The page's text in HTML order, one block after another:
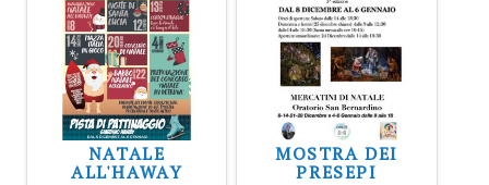
NATALE
ALL'HAWAY
MOSTRA DEI
PRESEPI